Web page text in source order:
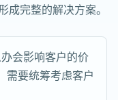
完整的解决方案。
会影响客户的价
需要统筹考虑客户